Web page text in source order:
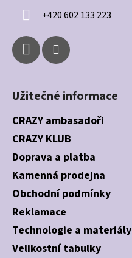
+420 602 133 223
Užitečné informace
CRAZY ambasadoři
CRAZY KLUB
Doprava a platba
Kamenná prodejna
Obchodní podmínky
Reklamace
Technologie a materiály
Velikostní tabulky